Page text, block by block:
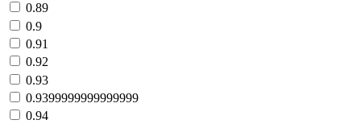
0.89
0.9
0.91
0.92
0.93
0.9399999999999999
0.94